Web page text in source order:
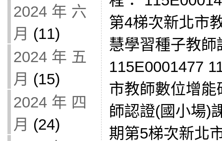
2024 年 六
月 (11)
2024 年 五
月 (15)
2024 年 四
月 (24)
第4梯次新北市
慧學習種子教師
115E0001477
市教師數位增
師認證(國小場)
期第5梯次新北